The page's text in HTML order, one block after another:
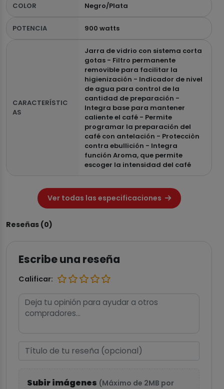
COLOR Negro/Plata
POTENCIA 900 watts
CARACTERÍSTIC
AS
Jarra de vidrio con sistema corta
gotas - Filtro permanente
removible para facilitar la
higienización - Indicador de nivel
de agua para control de la
cantidad de preparación -
Integra base para mantener
caliente el café - Permite
programar la preparación del
café con antelación - Protecciòn
contra ebullición - Integra
función Aroma, que permite
escoger la intensidad del café
Ver todas las especificaciones
Reseñas (0)
Escribe una reseña
Calificar:
Subir imágenes (Máximo de 2MB por